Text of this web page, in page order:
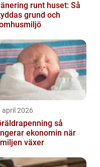
runt huset: Så
grund och
april 2026
så
ekonomin när
växer